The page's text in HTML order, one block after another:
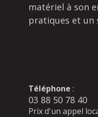
matériel à son
pratiques et un
Téléphone :
03 88 50 78 40
Prix d'un appel